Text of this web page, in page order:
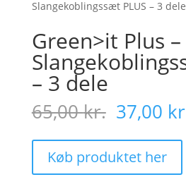
Slangekoblingssæt PLUS – 3 dele
Green>it Plus –
– 3 dele
65,00kr. Original
price
was:
65,00 kr..
37,00
Køb produktet her